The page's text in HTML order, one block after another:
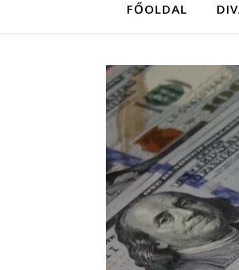
FŐOLDAL